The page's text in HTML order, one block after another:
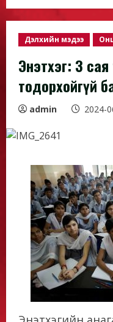
Дэлхийн мэдээ
Энэтхэг: 3 сая
тодорхойгүй
admin 2024-